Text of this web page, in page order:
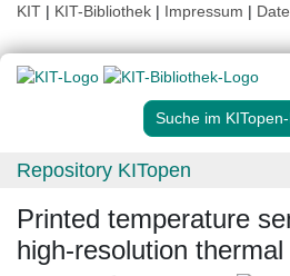
KIT | KIT-Bibliothek | Impressum |
Suche im
Repository KITopen
Printed temperature
high-resolution